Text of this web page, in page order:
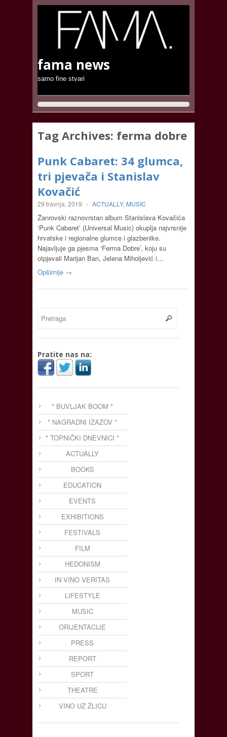
fama news
samo fine stvari
Tag Archives: ferma dobre
Punk Cabaret: 34 glumca,
tri pjevača i Stanislav
Kovačić
29 travnja, 2019 - ACTUALLY, MUSIC
Žanrovski raznovrstan album Stanislava Kovačića
‘Punk Cabaret’ (Universal Music) okuplja najvrsnije
hrvatske i regionalne glumce i glazbenike.
Najavljuje ga pjesma ‘Ferma Dobre’, koju su
otpjevali Marijan Ban, Jelena Miholjević i…
Opširnije →
Pratite nas na:
* BUVLJAK BOOM *
* NAGRADNI IZAZOV *
* TOPNIČKI DNEVNICI *
ACTUALLY
BOOKS
EDUCATION
EVENTS
EXHIBITIONS
FESTIVALS
FILM
HEDONISM
IN VINO VERITAS
LIFESTYLE
MUSIC
ORIJENTACIJE
PRESS
REPORT
SPORT
THEATRE
VINO UZ ŽLICU